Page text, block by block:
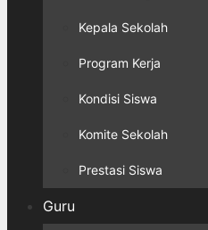
Kepala Sekolah
Program Kerja
Kondisi Siswa
Komite Sekolah
Prestasi Siswa
Guru